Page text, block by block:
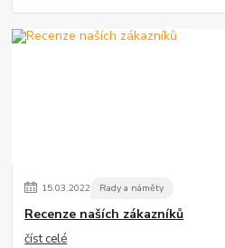
15.03.2022 Rady a náměty
Recenze naších zákazníků
číst celé